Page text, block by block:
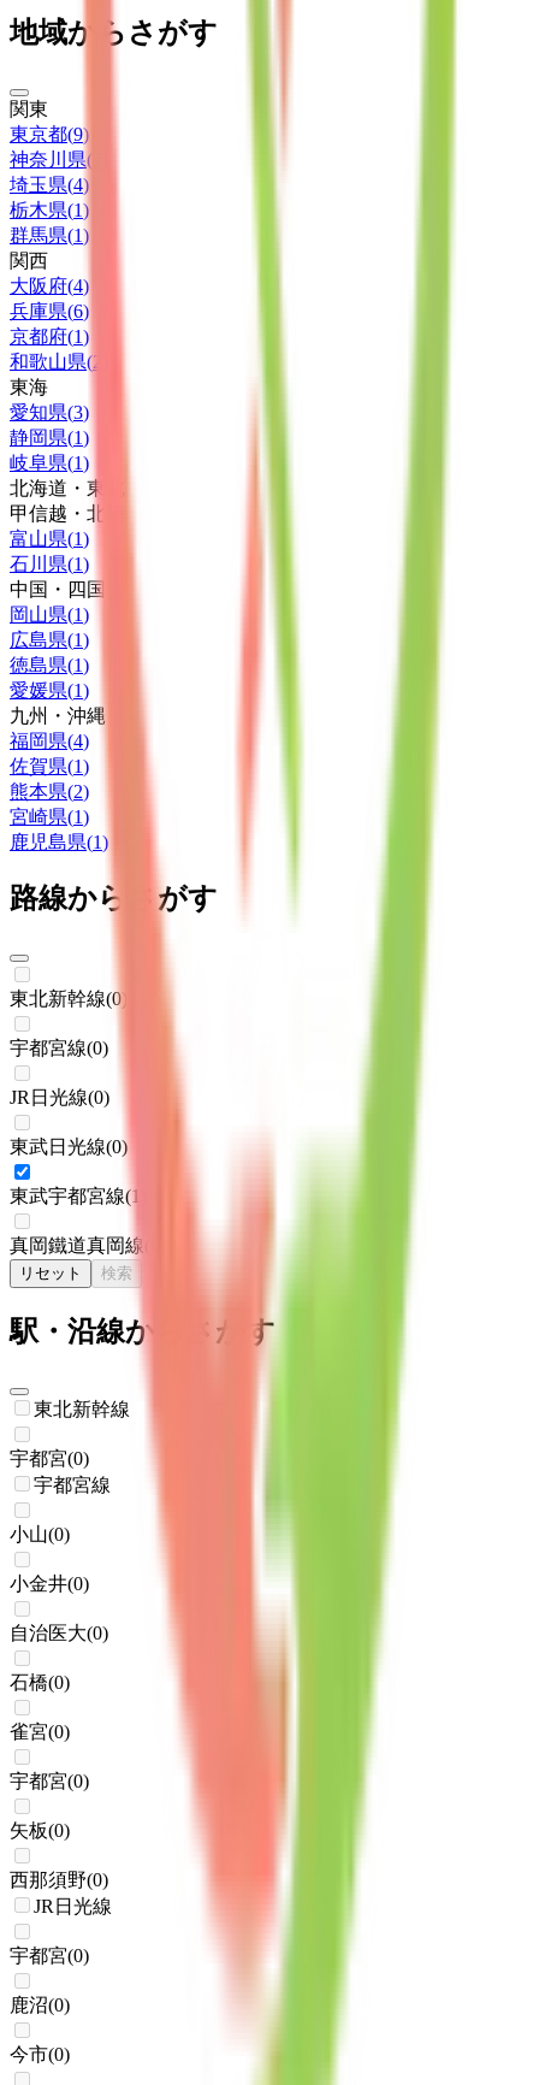
地域からさがす
関東
東京都(9)
神奈川県(
埼玉県(4)
栃木県(1)
群馬県(1)
関西
大阪府(4)
兵庫県(6)
京都府(1)
和歌山県(2
東海
愛知県(3)
静岡県(1)
岐阜県(1)
北海道・東北
甲信越・北陸
富山県(1)
石川県(1)
中国・四国
岡山県(1)
広島県(1)
徳島県(1)
愛媛県(1)
九州・沖縄
福岡県(4)
佐賀県(1)
熊本県(2)
宮崎県(1)
鹿児島県(1)
路線からさがす
東北新幹線(0
宇都宮線(0)
JR日光線(0)
東武日光線(0)
東武宇都宮線(1
真岡鐵道真岡線
リセット 検索
駅・沿線からさがす
東北新幹線
宇都宮(0)
宇都宮線
小山(0)
小金井(0)
自治医大(0)
石橋(0)
雀宮(0)
宇都宮(0)
矢板(0)
西那須野(0)
JR日光線
宇都宮(0)
鹿沼(0)
今市(0)